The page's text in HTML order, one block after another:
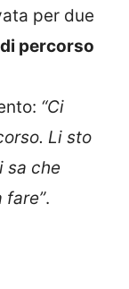
per due
percorso
“Ci
Li sto
sa che
fare”.